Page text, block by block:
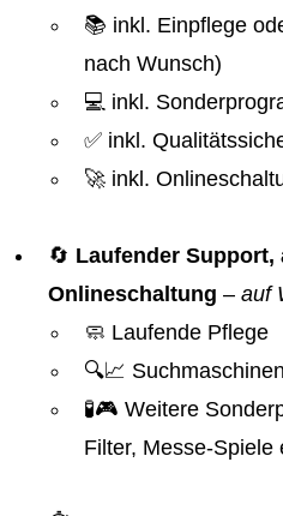
📚 inkl. Einpflege
nach Wunsch)
💻 inkl.
✅ inkl.
🚀 inkl.
🔄 Laufender Support,
Onlineschaltung – auf
🧼 Laufende Pflege
🔍📈
🧪🎮 Weitere
Filter, Messe-Spiele